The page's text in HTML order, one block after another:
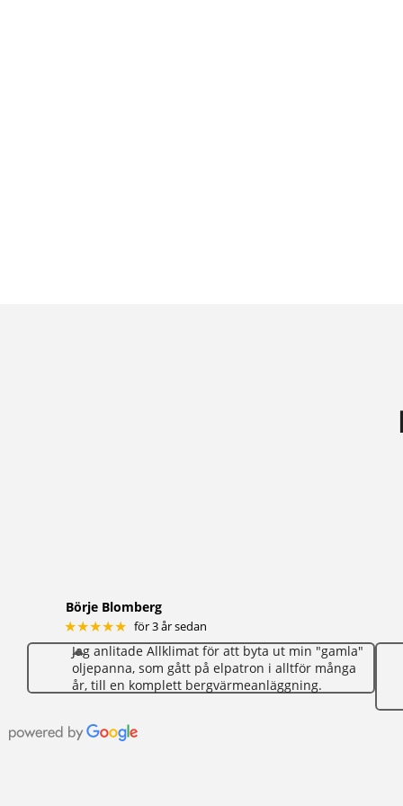
Börje Blomberg
★★★★★ för 3 år sedan
Jag anlitade Allklimat för att byta ut min "gamla"
oljepanna, som gått på elpatron i alltför många
år, till en komplett bergvärmeanläggning.